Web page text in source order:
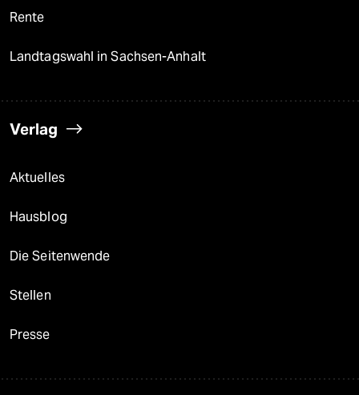
Rente
Landtagswahl in Sachsen-Anhalt
Verlag
Aktuelles
Hausblog
Die Seitenwende
Stellen
Presse